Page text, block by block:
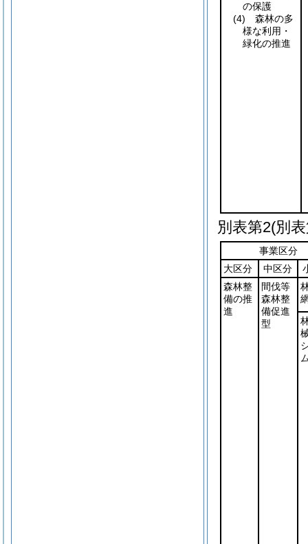
の保護
(4) 森林の多
様な利用・
緑化の推進
別表第2(別
事業区分
大区分
中区分
森林整
備の推
進
間伐等
森林整
備促進
型